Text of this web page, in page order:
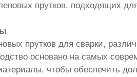
прутков, подходящих
прутков для сварки,
основано на самых
чтобы обеспечить